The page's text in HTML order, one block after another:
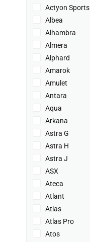
Actyon Sports
Albea
Alhambra
Almera
Alphard
Amarok
Amulet
Antara
Aqua
Arkana
Astra G
Astra H
Astra J
ASX
Ateca
Atlant
Atlas
Atlas Pro
Atos